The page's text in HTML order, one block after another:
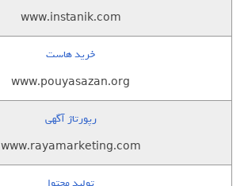
www.instanik.com
خرید هاست
www.pouyasazan.org
رپورتاژ آگهی
www.rayamarketing.com